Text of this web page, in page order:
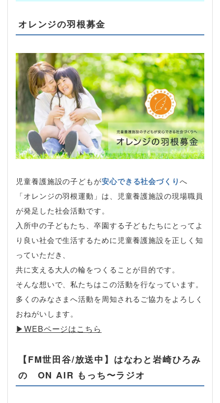
オレンジの羽根募金
児童養護施設の子どもが安心できる社会づくりへ
「オレンジの羽根運動」は、児童養護施設の現場職員
が発足した社会活動です。
入所中の子どもたち、卒園する子どもたちにとってよ
り良い社会で生活するために児童養護施設を正しく知
っていただき、
共に支える大人の輪をつくることが目的です。
そんな想いで、私たちはこの活動を行なっています。
多くのみなさまへ活動を周知されるご協力をよろしく
おねがいします。
▶︎WEBページはこちら
【FM世田谷/放送中】はなわと岩崎ひろみ
の ON AIR もっち〜ラジオ